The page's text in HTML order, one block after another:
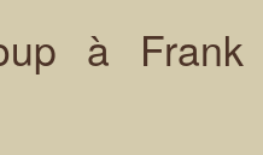
à